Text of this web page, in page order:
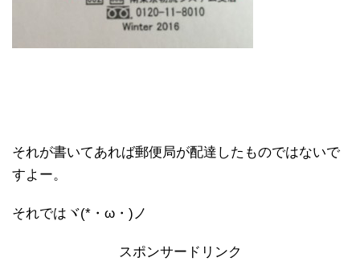
それが書いてあれば郵便局が配達したものではないで
すよー。
それではヾ(*・ω・)ノ
スポンサードリンク